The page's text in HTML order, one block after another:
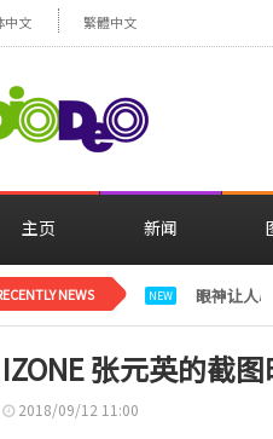
中文 繁體中文
主页 新闻
NEWS NEW 眼神让人
IZONE 张元英的截
2018/09/12 11:00